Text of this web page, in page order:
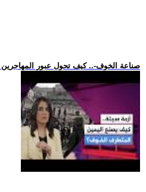
.. -صناعة الخوف-.. كيف تحول عبور